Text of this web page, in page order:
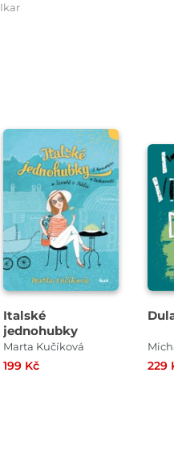
Ikar
Italské
jednohubky
Marta Kučíková
199 Kč 229